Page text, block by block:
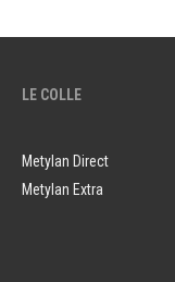
LE COLLE
Metylan Direct
Metylan Extra